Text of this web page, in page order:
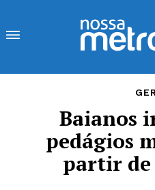
Baianos
pedágios
partir de